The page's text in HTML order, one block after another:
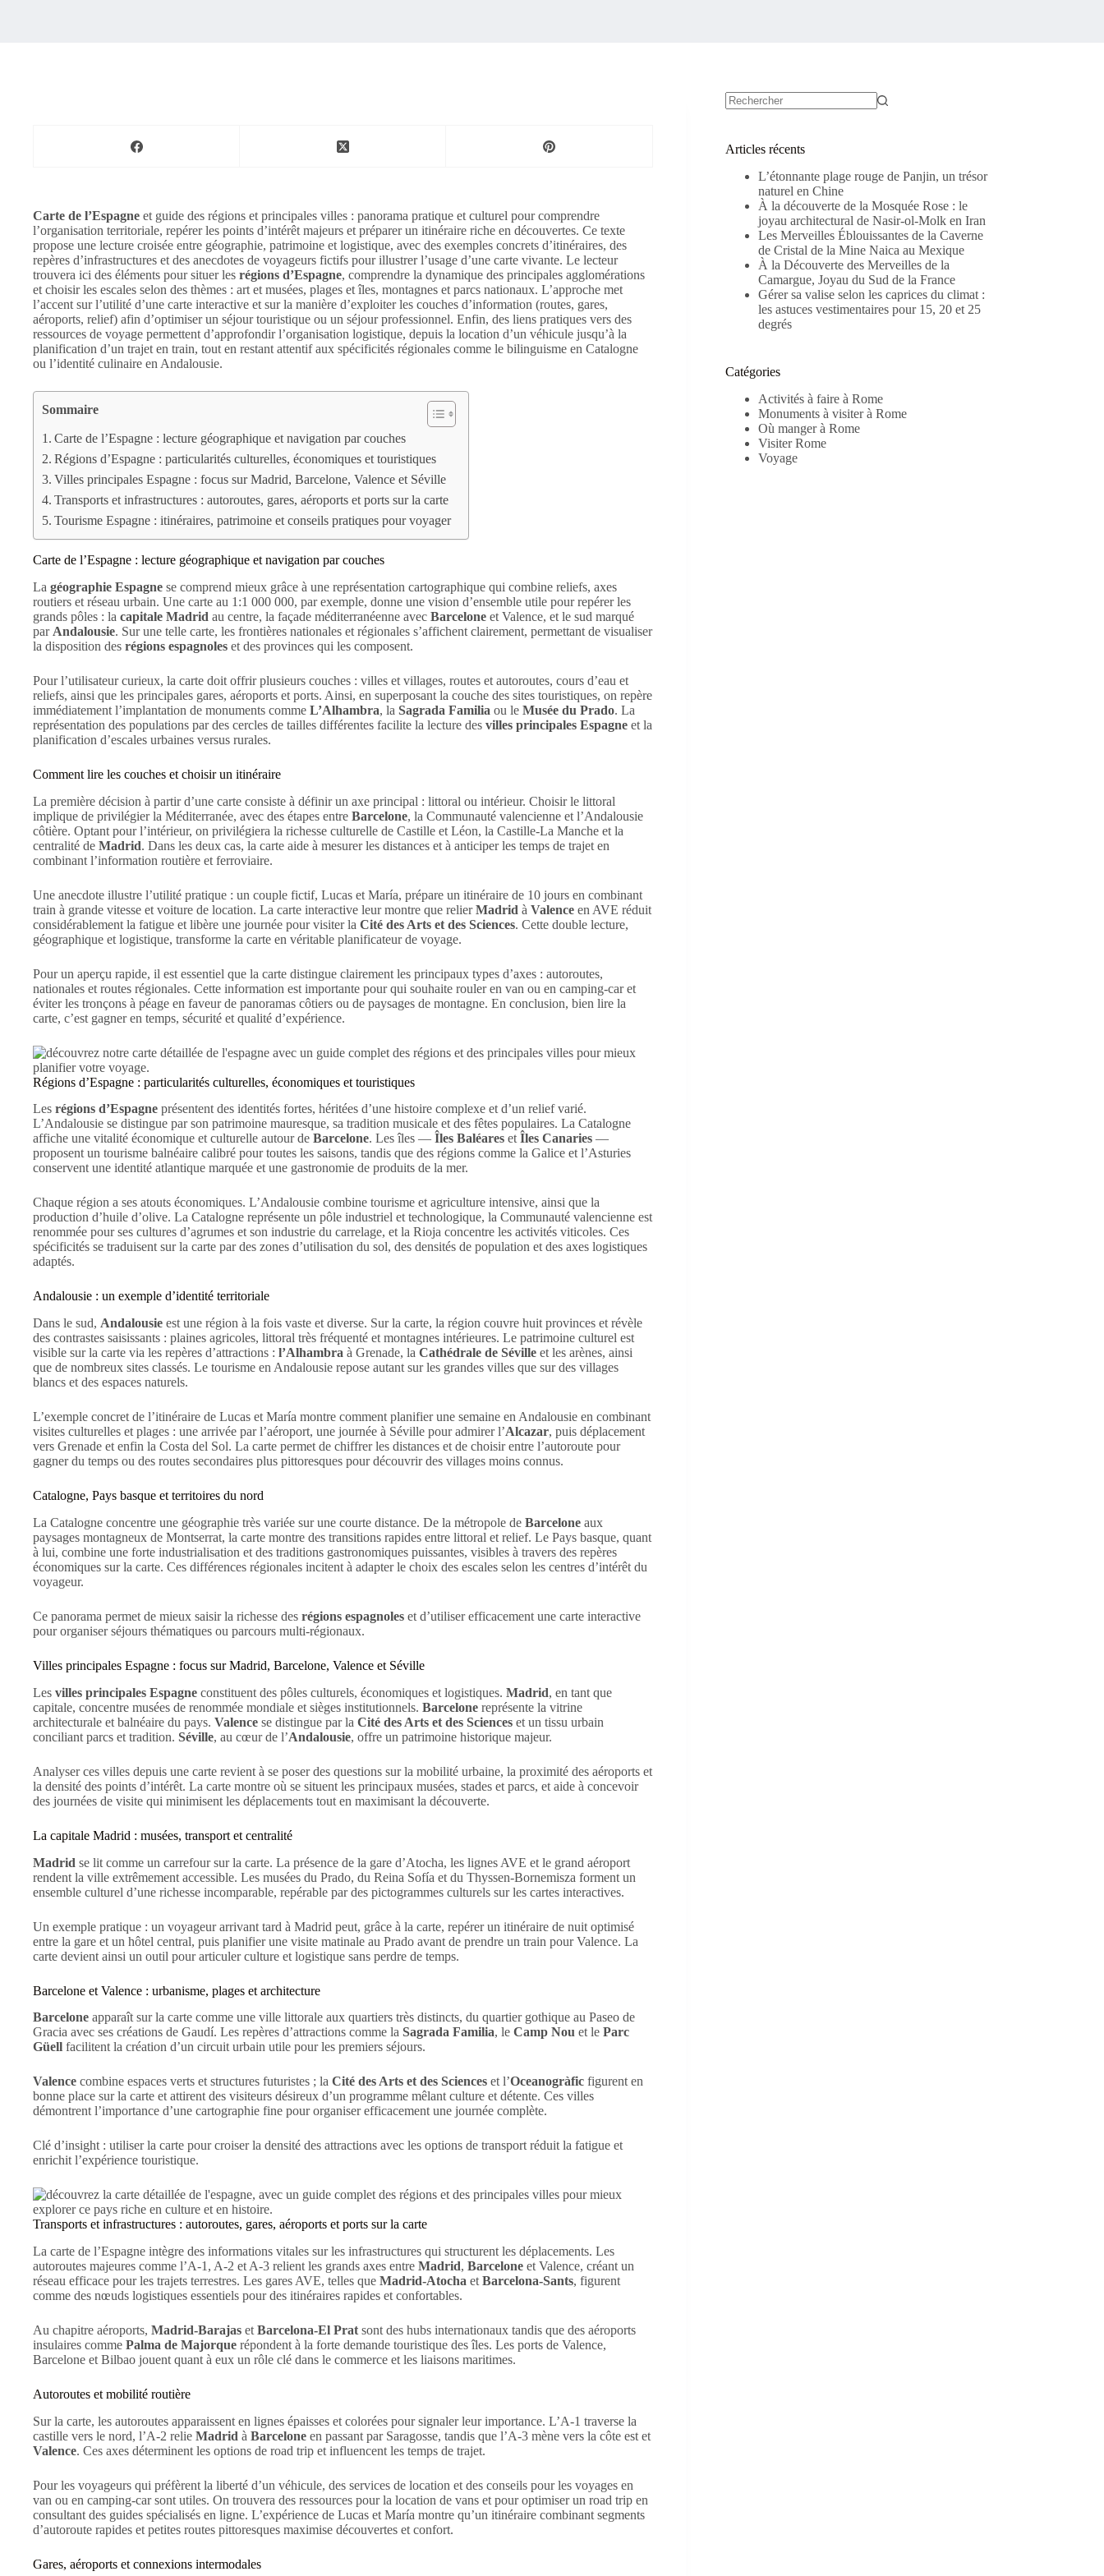
Carte de l’Espagne et guide des régions et principales villes : panorama pratique et culturel pour comprendre
l’organisation territoriale, repérer les points d’intérêt majeurs et préparer un itinéraire riche en découvertes. Ce texte
propose une lecture croisée entre géographie, patrimoine et logistique, avec des exemples concrets d’itinéraires, des
repères d’infrastructures et des anecdotes de voyageurs fictifs pour illustrer l’usage d’une carte vivante. Le lecteur
trouvera ici des éléments pour situer les régions d’Espagne, comprendre la dynamique des principales agglomérations
et choisir les escales selon des thèmes : art et musées, plages et îles, montagnes et parcs nationaux. L’approche met
l’accent sur l’utilité d’une carte interactive et sur la manière d’exploiter les couches d’information (routes, gares,
aéroports, relief) afin d’optimiser un séjour touristique ou un séjour professionnel. Enfin, des liens pratiques vers des
ressources de voyage permettent d’approfondir l’organisation logistique, depuis la location d’un véhicule jusqu’à la
planification d’un trajet en train, tout en restant attentif aux spécificités régionales comme le bilinguisme en Catalogne
ou l’identité culinaire en Andalousie.
Sommaire
Carte de l’Espagne : lecture géographique et navigation par couches
Régions d’Espagne : particularités culturelles, économiques et touristiques
Villes principales Espagne : focus sur Madrid, Barcelone, Valence et Séville
Transports et infrastructures : autoroutes, gares, aéroports et ports sur la carte
Tourisme Espagne : itinéraires, patrimoine et conseils pratiques pour voyager
Carte de l’Espagne : lecture géographique et navigation par couches
La géographie Espagne se comprend mieux grâce à une représentation cartographique qui combine reliefs, axes
routiers et réseau urbain. Une carte au 1:1 000 000, par exemple, donne une vision d’ensemble utile pour repérer les
grands pôles : la capitale Madrid au centre, la façade méditerranéenne avec Barcelone et Valence, et le sud marqué
par Andalousie. Sur une telle carte, les frontières nationales et régionales s’affichent clairement, permettant de visualiser
la disposition des régions espagnoles et des provinces qui les composent.
Pour l’utilisateur curieux, la carte doit offrir plusieurs couches : villes et villages, routes et autoroutes, cours d’eau et
reliefs, ainsi que les principales gares, aéroports et ports. Ainsi, en superposant la couche des sites touristiques, on repère
immédiatement l’implantation de monuments comme L’Alhambra, la Sagrada Familia ou le Musée du Prado. La
représentation des populations par des cercles de tailles différentes facilite la lecture des villes principales Espagne et la
planification d’escales urbaines versus rurales.
Comment lire les couches et choisir un itinéraire
La première décision à partir d’une carte consiste à définir un axe principal : littoral ou intérieur. Choisir le littoral
implique de privilégier la Méditerranée, avec des étapes entre Barcelone, la Communauté valencienne et l’Andalousie
côtière. Optant pour l’intérieur, on privilégiera la richesse culturelle de Castille et Léon, la Castille-La Manche et la
centralité de Madrid. Dans les deux cas, la carte aide à mesurer les distances et à anticiper les temps de trajet en
combinant l’information routière et ferroviaire.
Une anecdote illustre l’utilité pratique : un couple fictif, Lucas et María, prépare un itinéraire de 10 jours en combinant
train à grande vitesse et voiture de location. La carte interactive leur montre que relierMadrid à Valence en AVE réduit
considérablement la fatigue et libère une journée pour visiter la Cité des Arts et des Sciences. Cette double lecture,
géographique et logistique, transforme la carte en véritable planificateur de voyage.
Pour un aperçu rapide, il est essentiel que la carte distingue clairement les principaux types d’axes : autoroutes,
nationales et routes régionales. Cette information est importante pour qui souhaite rouler en van ou en camping-car et
éviter les tronçons à péage en faveur de panoramas côtiers ou de paysages de montagne. En conclusion, bien lire la
carte, c’est gagner en temps, sécurité et qualité d’expérience.
Régions d’Espagne : particularités culturelles, économiques et touristiques
Les régions d’Espagne présentent des identités fortes, héritées d’une histoire complexe et d’un relief varié.
L’Andalousie se distingue par son patrimoine mauresque, sa tradition musicale et des fêtes populaires. La Catalogne
affiche une vitalité économique et culturelle autour de Barcelone. Les îles — Îles Baléares et Îles Canaries —
proposent un tourisme balnéaire calibré pour toutes les saisons, tandis que des régions comme la Galice et l’Asturies
conservent une identité atlantique marquée et une gastronomie de produits de la mer.
Chaque région a ses atouts économiques. L’Andalousie combine tourisme et agriculture intensive, ainsi que la
production d’huile d’olive. La Catalogne représente un pôle industriel et technologique, la Communauté valencienne est
renommée pour ses cultures d’agrumes et son industrie du carrelage, et la Rioja concentre les activités viticoles. Ces
spécificités se traduisent sur la carte par des zones d’utilisation du sol, des densités de population et des axes logistiques
adaptés.
Andalousie : un exemple d’identité territoriale
Dans le sud, Andalousie est une région à la fois vaste et diverse. Sur la carte, la région couvre huit provinces et révèle
des contrastes saisissants : plaines agricoles, littoral très fréquenté et montagnes intérieures. Le patrimoine culturel est
visible sur la carte via les repères d’attractions : l’Alhambra à Grenade, la Cathédrale de Séville et les arènes, ainsi
que de nombreux sites classés. Le tourisme en Andalousie repose autant sur les grandes villes que sur des villages
blancs et des espaces naturels.
L’exemple concret de l’itinéraire de Lucas et María montre comment planifier une semaine en Andalousie en combinant
visites culturelles et plages : une arrivée par l’aéroport, une journée à Séville pour admirer l’Alcazar, puis déplacement
vers Grenade et enfin la Costa del Sol. La carte permet de chiffrer les distances et de choisir entre l’autoroute pour
gagner du temps ou des routes secondaires plus pittoresques pour découvrir des villages moins connus.
Catalogne, Pays basque et territoires du nord
La Catalogne concentre une géographie très variée sur une courte distance. De la métropole de Barcelone aux
paysages montagneux de Montserrat, la carte montre des transitions rapides entre littoral et relief. Le Pays basque, quant
à lui, combine une forte industrialisation et des traditions gastronomiques puissantes, visibles à travers des repères
économiques sur la carte. Ces différences régionales incitent à adapter le choix des escales selon les centres d’intérêt du
voyageur.
Ce panorama permet de mieux saisir la richesse des régions espagnoles et d’utiliser efficacement une carte interactive
pour organiser séjours thématiques ou parcours multi-régionaux.
Villes principales Espagne : focus sur Madrid, Barcelone, Valence et Séville
Les villes principales Espagne constituent des pôles culturels, économiques et logistiques. Madrid, en tant que
capitale, concentre musées de renommée mondiale et sièges institutionnels. Barcelone représente la vitrine
architecturale et balnéaire du pays. Valence se distingue par la Cité des Arts et des Sciences et un tissu urbain
conciliant parcs et tradition. Séville, au cœur de l’Andalousie, offre un patrimoine historique majeur.
Analyser ces villes depuis une carte revient à se poser des questions sur la mobilité urbaine, la proximité des aéroports et
la densité des points d’intérêt. La carte montre où se situent les principaux musées, stades et parcs, et aide à concevoir
des journées de visite qui minimisent les déplacements tout en maximisant la découverte.
La capitale Madrid : musées, transport et centralité
Madrid se lit comme un carrefour sur la carte. La présence de la gare d’Atocha, les lignes AVE et le grand aéroport
rendent la ville extrêmement accessible. Les musées du Prado, du Reina Sofía et du Thyssen-Bornemisza forment un
ensemble culturel d’une richesse incomparable, repérable par des pictogrammes culturels sur les cartes interactives.
Un exemple pratique : un voyageur arrivant tard à Madrid peut, grâce à la carte, repérer un itinéraire de nuit optimisé
entre la gare et un hôtel central, puis planifier une visite matinale au Prado avant de prendre un train pour Valence. La
carte devient ainsi un outil pour articuler culture et logistique sans perdre de temps.
Barcelone et Valence : urbanisme, plages et architecture
Barcelone apparaît sur la carte comme une ville littorale aux quartiers très distincts, du quartier gothique au Paseo de
Gracia avec ses créations de Gaudí. Les repères d’attractions comme la Sagrada Familia, le Camp Nou et le Parc
Güell facilitent la création d’un circuit urbain utile pour les premiers séjours.
Valence combine espaces verts et structures futuristes ; la Cité des Arts et des Sciences et l’Oceanogràfic figurent en
bonne place sur la carte et attirent des visiteurs désireux d’un programme mêlant culture et détente. Ces villes
démontrent l’importance d’une cartographie fine pour organiser efficacement une journée complète.
Clé d’insight : utiliser la carte pour croiser la densité des attractions avec les options de transport réduit la fatigue et
enrichit l’expérience touristique.
Transports et infrastructures : autoroutes, gares, aéroports et ports sur la carte
La carte de l’Espagne intègre des informations vitales sur les infrastructures qui structurent les déplacements. Les
autoroutes majeures comme l’A-1, A-2 et A-3 relient les grands axes entre Madrid, Barcelone et Valence, créant un
réseau efficace pour les trajets terrestres. Les gares AVE, telles que Madrid-Atocha et Barcelona-Sants, figurent
comme des nœuds logistiques essentiels pour des itinéraires rapides et confortables.
Au chapitre aéroports, Madrid-Barajas et Barcelona-El Prat sont des hubs internationaux tandis que des aéroports
insulaires comme Palma de Majorque répondent à la forte demande touristique des îles. Les ports de Valence,
Barcelone et Bilbao jouent quant à eux un rôle clé dans le commerce et les liaisons maritimes.
Autoroutes et mobilité routière
Sur la carte, les autoroutes apparaissent en lignes épaisses et colorées pour signaler leur importance. L’A-1 traverse la
castille vers le nord, l’A-2 relie Madrid à Barcelone en passant par Saragosse, tandis que l’A-3 mène vers la côte est et
Valence. Ces axes déterminent les options de road trip et influencent les temps de trajet.
Pour les voyageurs qui préfèrent la liberté d’un véhicule, des services de location et des conseils pour les voyages en
van ou en camping-car sont utiles. On trouvera des ressources pour la location de vans et pour optimiser un road trip en
consultant des guides spécialisés en ligne. L’expérience de Lucas et María montre qu’un itinéraire combinant segments
d’autoroute rapides et petites routes pittoresques maximise découvertes et confort.
Gares, aéroports et connexions intermodales
Articles récents
L’étonnante plage rouge de Panjin, un trésor
naturel en Chine
À la découverte de la Mosquée Rose : le
joyau architectural de Nasir-ol-Molk en Iran
Les Merveilles Éblouissantes de la Caverne
de Cristal de la Mine Naica au Mexique
À la Découverte des Merveilles de la
Camargue, Joyau du Sud de la France
Gérer sa valise selon les caprices du climat :
les astuces vestimentaires pour 15, 20 et 25
degrés
Catégories
Activités à faire à Rome
Monuments à visiter à Rome
Où manger à Rome
Visiter Rome
Voyage